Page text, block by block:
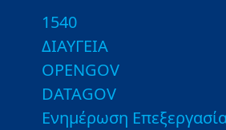
1540
ΔΙΑΥΓΕΙΑ
OPENGOV
DATAGOV
Ενημέρωση